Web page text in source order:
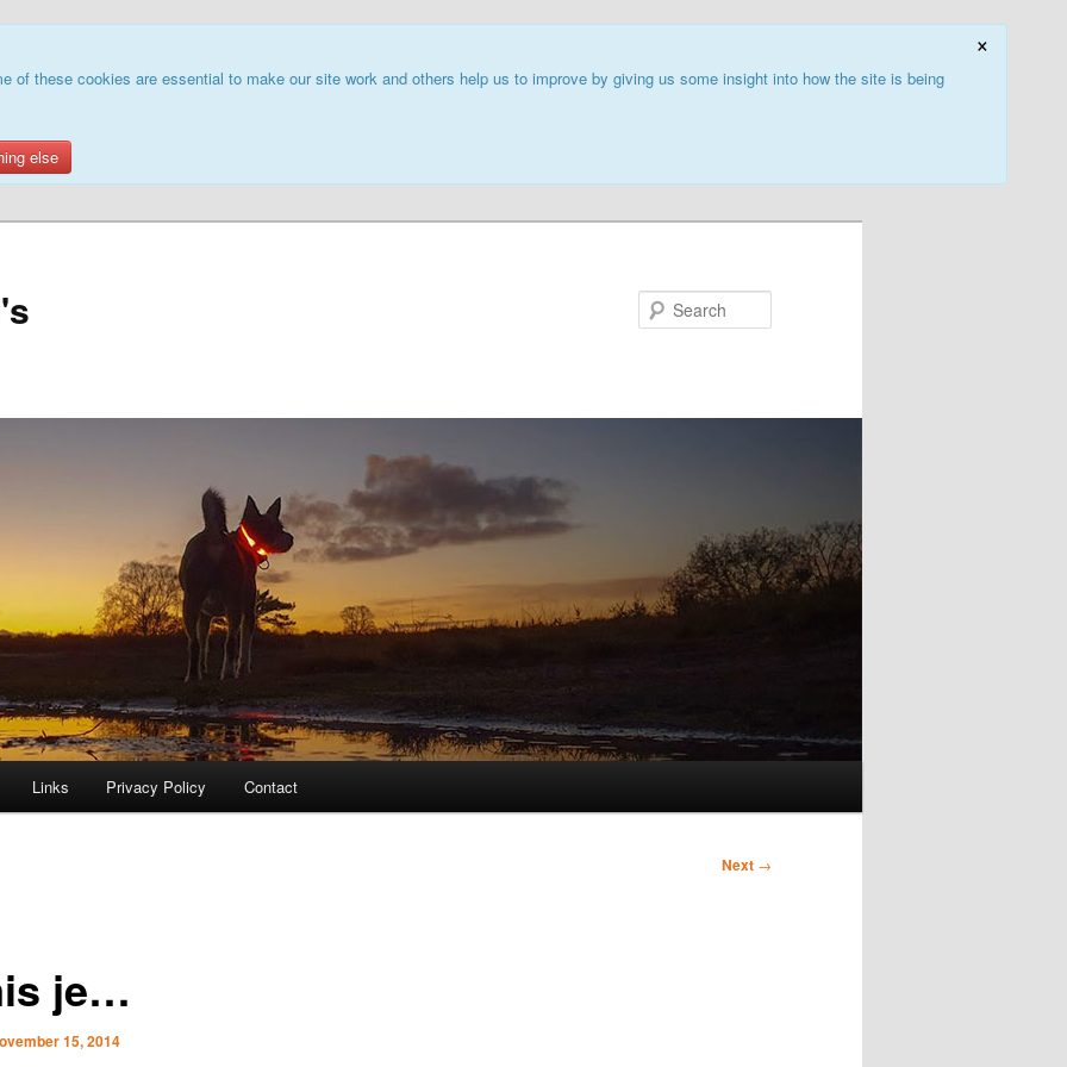
×
of these cookies are essential to make our site work and others help us to improve by giving us some insight into how the site is being
else
Links Privacy Policy Contact
Next →
je…
15, 2014